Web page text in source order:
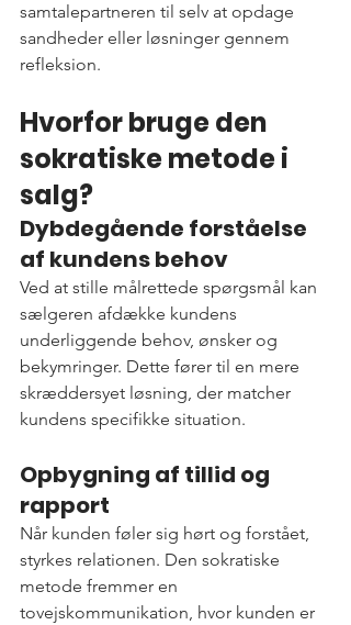
samtalepartneren til selv at opdage
sandheder eller løsninger gennem
refleksion.
Hvorfor bruge den
sokratiske metode i
salg?
Dybdegående forståelse
af kundens behov
Ved at stille målrettede spørgsmål kan
sælgeren afdække kundens
underliggende behov, ønsker og
bekymringer. Dette fører til en mere
skræddersyet løsning, der matcher
kundens specifikke situation.
Opbygning af tillid og
rapport
Når kunden føler sig hørt og forstået,
styrkes relationen. Den sokratiske
metode fremmer en
tovejskommunikation, hvor kunden er